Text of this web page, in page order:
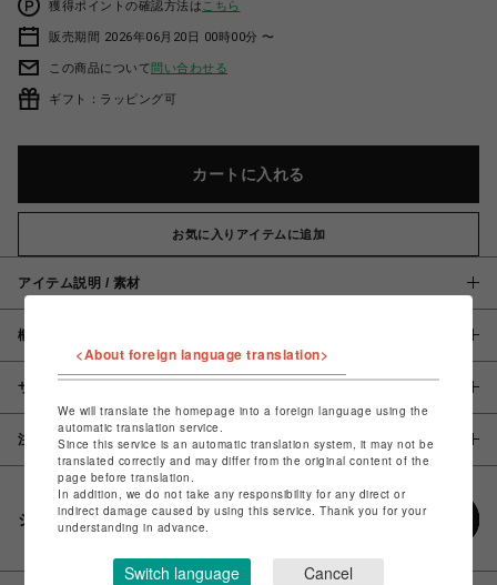
獲得ポイントの確認方法は こちら
販売期間 2026年06月20日 00時00分 〜
この商品について問い合わせる
ギフト：ラッピング可
カートに入れる
お気に入りアイテムに追加
アイテム説明 / 素材
概要
サイズ
注意事項
シェアする
<About foreign language translation>
We will translate the homepage into a foreign language using the
automatic translation service.
Since this service is an automatic translation system, it may not be
translated correctly and may differ from the original content of the
page before translation.
In addition, we do not take any responsibility for any direct or
indirect damage caused by using this service. Thank you for your
understanding in advance.
Switch language Cancel